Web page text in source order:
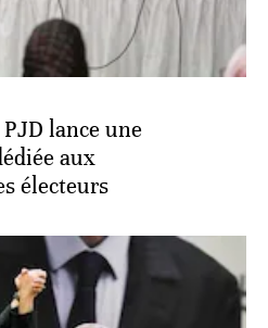
lance une
aux
électeurs